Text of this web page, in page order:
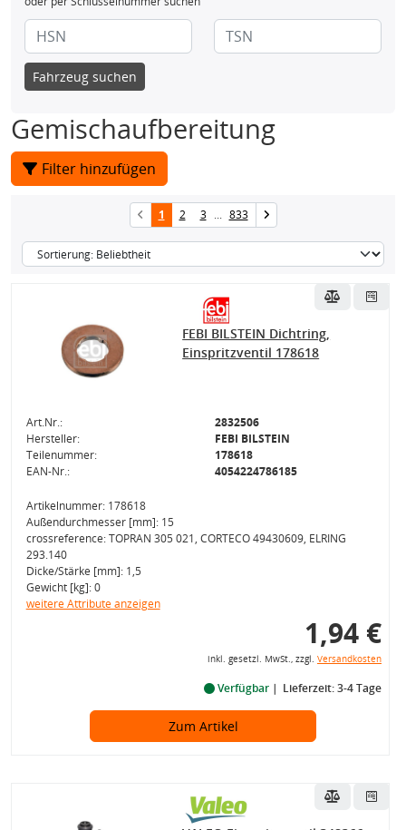
Fahrzeug suchen
Gemischaufbereitung
Filter hinzufügen
1 2 3 ... 833
FEBI BILSTEIN Dichtring,
Einspritzventil 178618
Art.Nr.:
2832506
Hersteller:
FEBI BILSTEIN
Teilenummer:
178618
EAN-Nr.:
4054224786185
Artikelnummer: 178618
Außendurchmesser [mm]: 15
crossreference: TOPRAN 305 021, CORTECO 49430609, ELRING
293.140
Dicke/Stärke [mm]: 1,5
Gewicht [kg]: 0
weitere Attribute anzeigen
1,94 €
inkl. gesetzl. MwSt., zzgl. Versandkosten
Verfügbar Lieferzeit: 3-4 Tage
Zum Artikel